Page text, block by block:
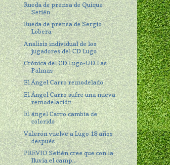
Rueda de prensa de Quique
Setién
Rueda de prensa de Sergio
Lobera
Analisis individual de los
jugadores del CD Lugo
Crónica del CD Lugo-UD Las
Palmas
El Ángel Carro remodelado
El Ángel Carro sufre una nueva
remodelación
El ángel Carro cambia de
colorido
Valerón vuelve a Lugo 18 años
después
PREVIO Setién cree que con la
lluvia el camp...